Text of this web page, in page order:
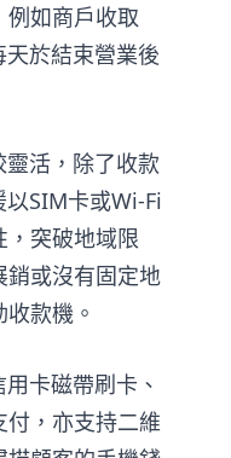
例如商戶收取
於結束營業後
活，除了收款
SIM卡或Wi-Fi
突破地域限
銷或沒有固定地
款機。
卡磁帶刷卡、
，亦支持二維